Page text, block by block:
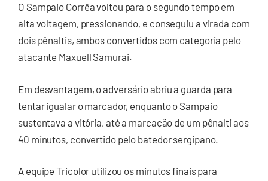
O Sampaio Corrêa voltou para o segundo tempo em
alta voltagem, pressionando, e conseguiu a virada com
dois pênaltis, ambos convertidos com categoria pelo
atacante Maxuell Samurai.
Em desvantagem, o adversário abriu a guarda para
tentar igualar o marcador, enquanto o Sampaio
sustentava a vitória, até a marcação de um pênalti aos
40 minutos, convertido pelo batedor sergipano.
A equipe Tricolor utilizou os minutos finais para